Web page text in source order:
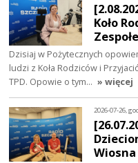
Koło
Dzisiaj w Pożytecznych
ludzi z Koła Rodziców i
TPD. Opowie o tym… » więcej
2026-07-26,